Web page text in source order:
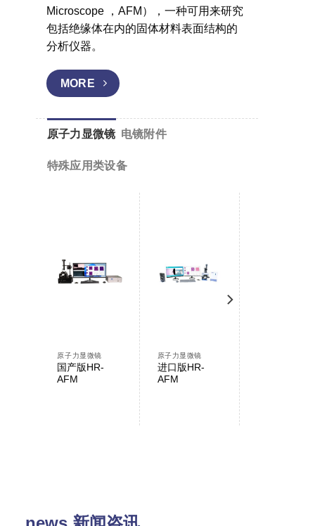
Microscope ，AFM），一种可用来研究
包括绝缘体在内的固体材料表面结构的
分析仪器。
MORE
原子力显微镜 电镜附件
特殊应用类设备
原子力显微镜
国产版HR-
AFM
原子力显微镜
进口版HR-
AFM